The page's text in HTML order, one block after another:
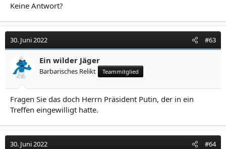
Keine Antwort?
30. Juni 2022 #63
Ein wilder Jäger
Barbarisches Relikt Teammitglied
Fragen Sie das doch Herrn Präsident Putin, der in ein
Treffen eingewilligt hatte.
30. Juni 2022 #64